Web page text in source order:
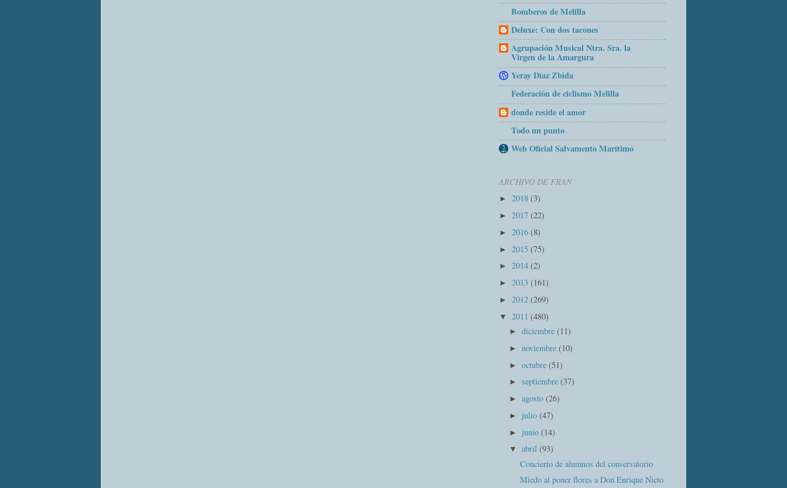
Bomberos de Melilla
Deluxe: Con dos tacones
Agrupación Musical Ntra. Sra. la
Virgen de la Amargura
Yeray Díaz Zbida
Federación de ciclismo Melilla
donde reside el amor
Todo un punto
Web Oficial Salvamento Marítimo
ARCHIVO DE FRAN
► 2018 (3)
► 2017 (22)
► 2016 (8)
► 2015 (75)
► 2014 (2)
► 2013 (161)
► 2012 (269)
▼ 2011 (480)
►diciembre(11)
►noviembre(10)
►octubre(51)
►septiembre(37)
►agosto(26)
► julio(47)
► junio(14)
▼abril(93)
Concierto de alumnos del conservatorio
Miedo al poner flores a Don Enrique Nieto